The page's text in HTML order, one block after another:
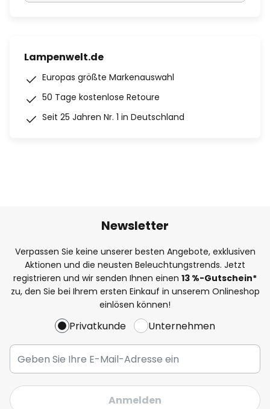
Lampenwelt.de
Europas größte Markenauswahl
50 Tage kostenlose Retoure
Seit 25 Jahren Nr. 1 in Deutschland
Newsletter
Verpassen Sie keine unserer besten Angebote, exklusiven
Aktionen und die neusten Beleuchtungstrends. Jetzt
registrieren und wir senden Ihnen einen 13 %-Gutschein*
zu, den Sie bei Ihrem ersten Einkauf in unserem Onlineshop
einlösen können!
Privatkunde Unternehmen
Anmelden